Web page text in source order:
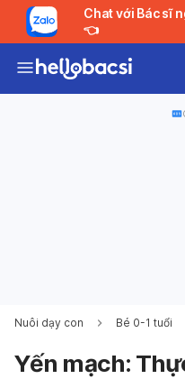
Chat với Bác sĩ ngay 👉 Nhận tư vấn
👈
Nuôi dạy con Bé 0-1 tuổi
Yến mạch: